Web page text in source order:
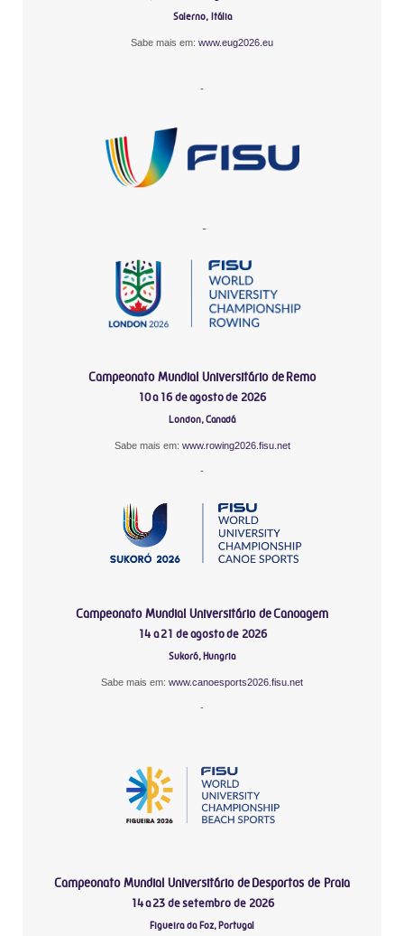
Salerno, Itália
Sabe mais em: www.eug2026.eu
-
-
Campeonato Mundial Universitário de Remo
10 a 16 de agosto de 2026
London, Canadá
Sabe mais em: www.rowing2026.fisu.net
-
Campeonato Mundial Universitário de Canoagem
14 a 21 de agosto de 2026
Sukoró, Hungria
Sabe mais em: www.canoesports2026.fisu.net
-
Campeonato Mundial Universitário de Desportos de Praia
14 a 23 de setembro de 2026
Figueira da Foz, Portugal